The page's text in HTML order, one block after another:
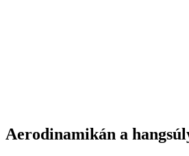
Aerodinamikán a